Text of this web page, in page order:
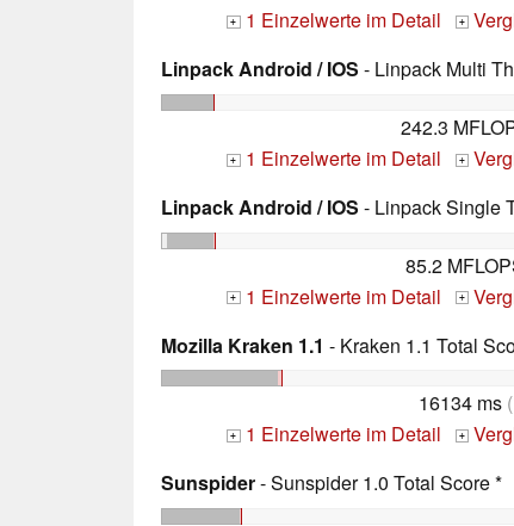
+ 1 Einzelwerte im Detail +
Linpack Android / IOS - Linpack Multi
242.3
+ 1 Einzelwerte im Detail +
Linpack Android / IOS - Linpack Single
85.2
+ 1 Einzelwerte im Detail +
Mozilla Kraken 1.1 - Kraken 1.1 Total
16134 ms
+ 1 Einzelwerte im Detail +
Sunspider- Sunspider 1.0 Total Score *